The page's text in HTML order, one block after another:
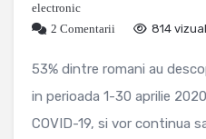
electronic
2 Comentarii
814
53% dintre romani au
in perioada 1-30 aprilie
COVID-19, si vor continua